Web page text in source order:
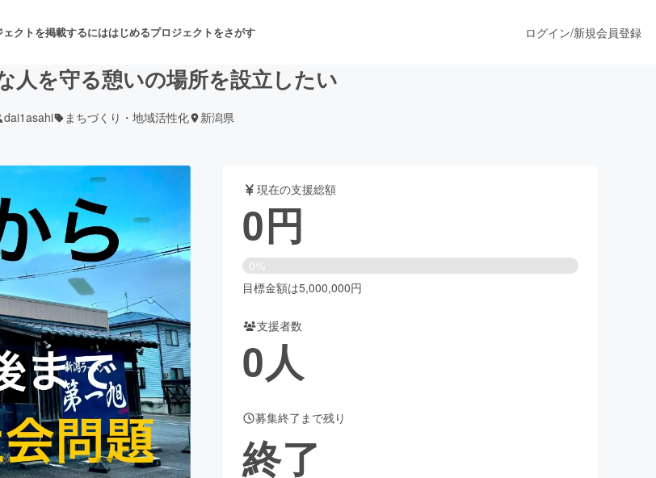
ェクトを掲載するにははじめるプロジェクトをさがす
舞台・パフォーマンス
ービス開発 フード・飲食店
版 アニメ・漫画
ビューティー・ヘルスケア
for Social GoodCAMPFIRE Creation
ふるさと納税 machi-yaコミュニティ
ログイン/新規会員登録
人を守る憩いの場所を設立したい
dai1asahi まちづくり・地域活性化 新潟県
現在の支援総額
0円
0%
目標金額は5,000,000円
支援者数
0人
募集終了まで残り
終了